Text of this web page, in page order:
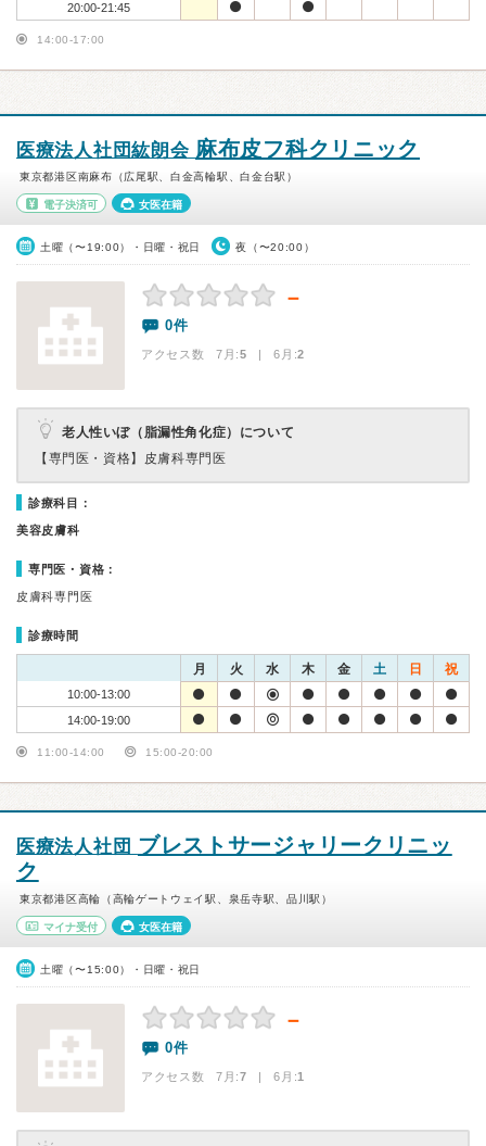
20:00-21:45
14:00-17:00
医療法人社団紘朗会 麻布皮フ科クリニック
東京都港区南麻布（広尾駅、白金高輪駅、白金台駅）
電子決済可 女医在籍
土曜（〜19:00）・日曜・祝日 夜（〜20:00）
－
0件
アクセス数 7月:5 | 6月:2
老人性いぼ（脂漏性角化症）について
【専門医・資格】 皮膚科専門医
診療科目：
美容皮膚科
専門医・資格：
皮膚科専門医
診療時間
月 火 水 木 金 土 日 祝
10:00-13:00
14:00-19:00
11:00-14:00 15:00-20:00
医療法人社団 ブレストサージャリークリニッ
ク
東京都港区高輪（高輪ゲートウェイ駅、泉岳寺駅、品川駅）
マイナ受付 女医在籍
土曜（〜15:00）・日曜・祝日
－
0件
アクセス数 7月:7 | 6月:1